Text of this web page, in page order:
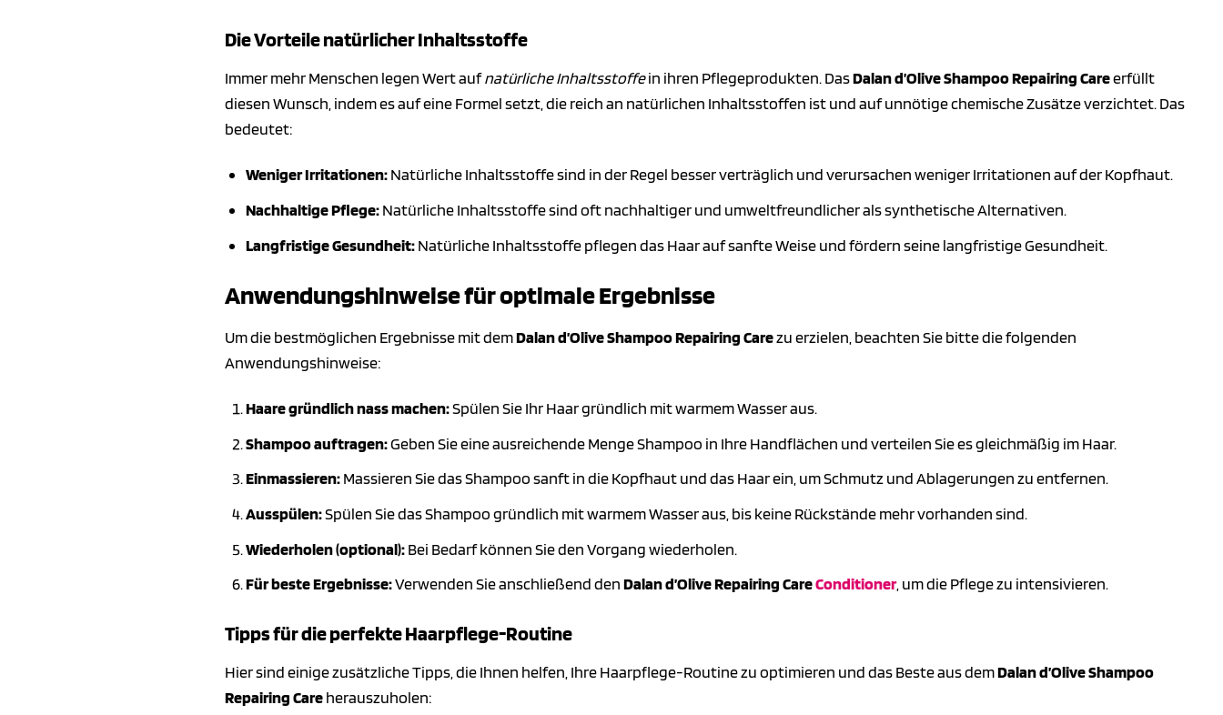
Die Vorteile natürlicher Inhaltsstoffe
Immer mehr Menschen legen Wert aufnatürliche Inhaltsstoffein ihren Pflegeprodukten. DasDalan d’Olive Shampoo Repairing Careerfüllt
diesen Wunsch, indem es auf eine Formel setzt, die reich an natürlichen Inhaltsstoffen ist und auf unnötige chemische Zusätze verzichtet. Das
bedeutet:
Weniger Irritationen:Natürliche Inhaltsstoffe sind in der Regel besser verträglich und verursachen weniger Irritationen auf der Kopfhaut.
Nachhaltige Pflege:Natürliche Inhaltsstoffe sind oft nachhaltiger und umweltfreundlicher als synthetische Alternativen.
Langfristige Gesundheit:Natürliche Inhaltsstoffe pflegen das Haar auf sanfte Weise und fördern seine langfristige Gesundheit.
Anwendungshinweise für optimale Ergebnisse
Um die bestmöglichen Ergebnisse mit demDalan d’Olive Shampoo Repairing Carezu erzielen, beachten Sie bitte die folgenden
Anwendungshinweise:
Haare gründlich nass machen:Spülen Sie Ihr Haar gründlich mit warmem Wasser aus.
Shampoo auftragen:Geben Sie eine ausreichende Menge Shampoo in Ihre Handflächen und verteilen Sie es gleichmäßig im Haar.
Einmassieren:Massieren Sie das Shampoo sanft in die Kopfhaut und das Haar ein, um Schmutz und Ablagerungen zu entfernen.
Ausspülen:Spülen Sie das Shampoo gründlich mit warmem Wasser aus, bis keine Rückstände mehr vorhanden sind.
Wiederholen (optional):Bei Bedarf können Sie den Vorgang wiederholen.
Für beste Ergebnisse:Verwenden Sie anschließend denDalan d’Olive Repairing CareConditioner, um die Pflege zu intensivieren.
Tipps für die perfekte Haarpflege-Routine
Hier sind einige zusätzliche Tipps, die Ihnen helfen, Ihre Haarpflege-Routine zu optimieren und das Beste aus demDalan d’Olive Shampoo
Repairing Careherauszuholen: